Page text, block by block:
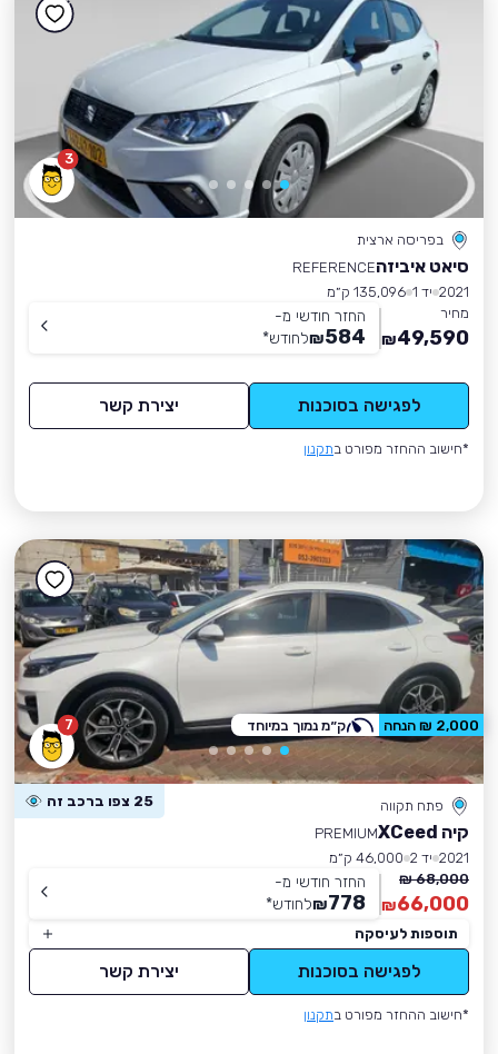
3
בפריסה ארצית
סיאט איביזהREFERENCE
2021 יד 1
135,096 ק״מ
מחיר
49,590
₪
החזר חודשי מ-
584
₪לחודש*
לפגישה בסוכנות יצירת קשר
*חישוב ההחזר מפורט בתקנון
7
פתח תקווה 25 צפו ברכב זה
קיה XCeed
PREMIUM
2021 יד 2
46,000 ק״מ
68,000 ₪
66,000
₪
החזר חודשי מ-
778
₪לחודש*
תוספות לעיסקה
לפגישה בסוכנות יצירת קשר
*חישוב ההחזר מפורט בתקנון
2,000 ₪ הנחה ק״מ נמוך במיוחד